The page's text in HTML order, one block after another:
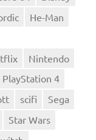
He-Man
Nintendo
PlayStation 4
scifi
Sega
Star Wars